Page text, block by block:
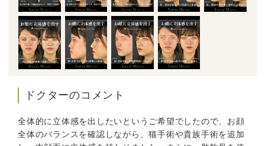
ドクターのコメント
全体的に立体感を出したいというご希望でしたので、お顔
全体のバランスを確認しながら、猫手術や貴族手術を追加